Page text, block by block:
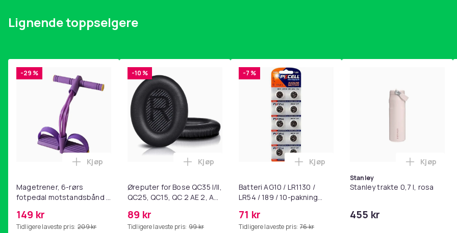
Lignende toppselgere
-29 %
Magetrener, 6-rørs
fotpedal motstandsbånd -
yoga og
hjemmegymnastikk Purple
149 kr
Tidligere laveste pris: 209 kr
Legg Magetrener, 6-rørs fotpedal motstandsbånd - mage- og kjernetrening, yoga og
Kjøp
-10 %
Øreputer for Bose QC35 I/II,
QC25, QC15, QC 2 AE 2, AE
SoundLink Black
89 kr
Tidligere laveste pris: 99 kr
Legg Øreputer for Bose QC35 I/II, QC25, QC15, QC 2 AE 2, AE 2i, AE 2w,
Kjøp
-7 %
Batteri AG10 / LR1130 /
LR54 / 189 / 10-pakning
71 kr
Tidligere laveste pris: 76 kr
Legg Batteri AG10 / LR1130 / LR54 / 189
Kjøp
Stanley
Stanley trakte 0,7 l, rosa
455 kr
Legg
Kjøp